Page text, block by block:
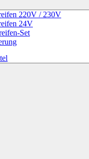
220V / 230V
24V
Set